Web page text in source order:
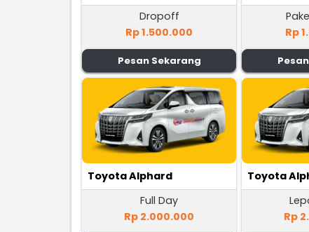
Dropoff
Rp 1.500.000
Pesan Sekarang
Rp
Toyota Alphard
Full Day
Rp 2.000.000
Toyota
Rp